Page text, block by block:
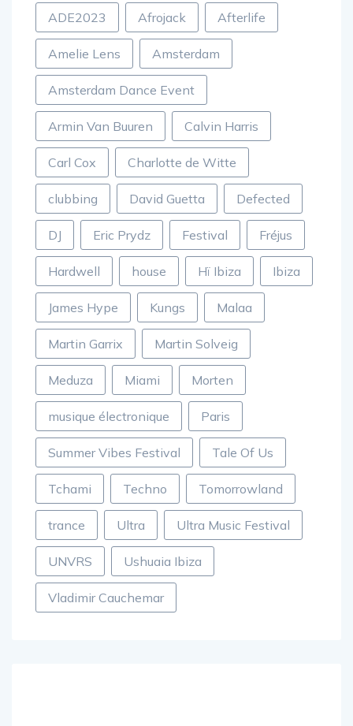
ADE2023 Afrojack Afterlife
Amelie Lens Amsterdam
Amsterdam Dance Event
Armin Van Buuren Calvin Harris
Carl Cox Charlotte de Witte
clubbing David Guetta Defected
DJ Eric Prydz Festival Fréjus
Hardwell house Hï Ibiza Ibiza
James Hype Kungs Malaa
Martin Garrix Martin Solveig
Meduza Miami Morten
musique électronique Paris
Summer Vibes Festival Tale Of Us
Tchami Techno Tomorrowland
trance Ultra Ultra Music Festival
UNVRS Ushuaia Ibiza
Vladimir Cauchemar